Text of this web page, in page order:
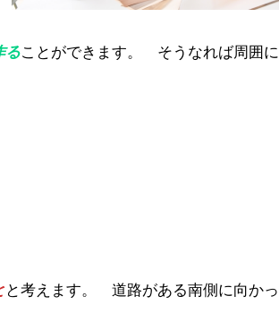
ることができます。 そうなれば周囲に
と考えます。 道路がある南側に向かっ